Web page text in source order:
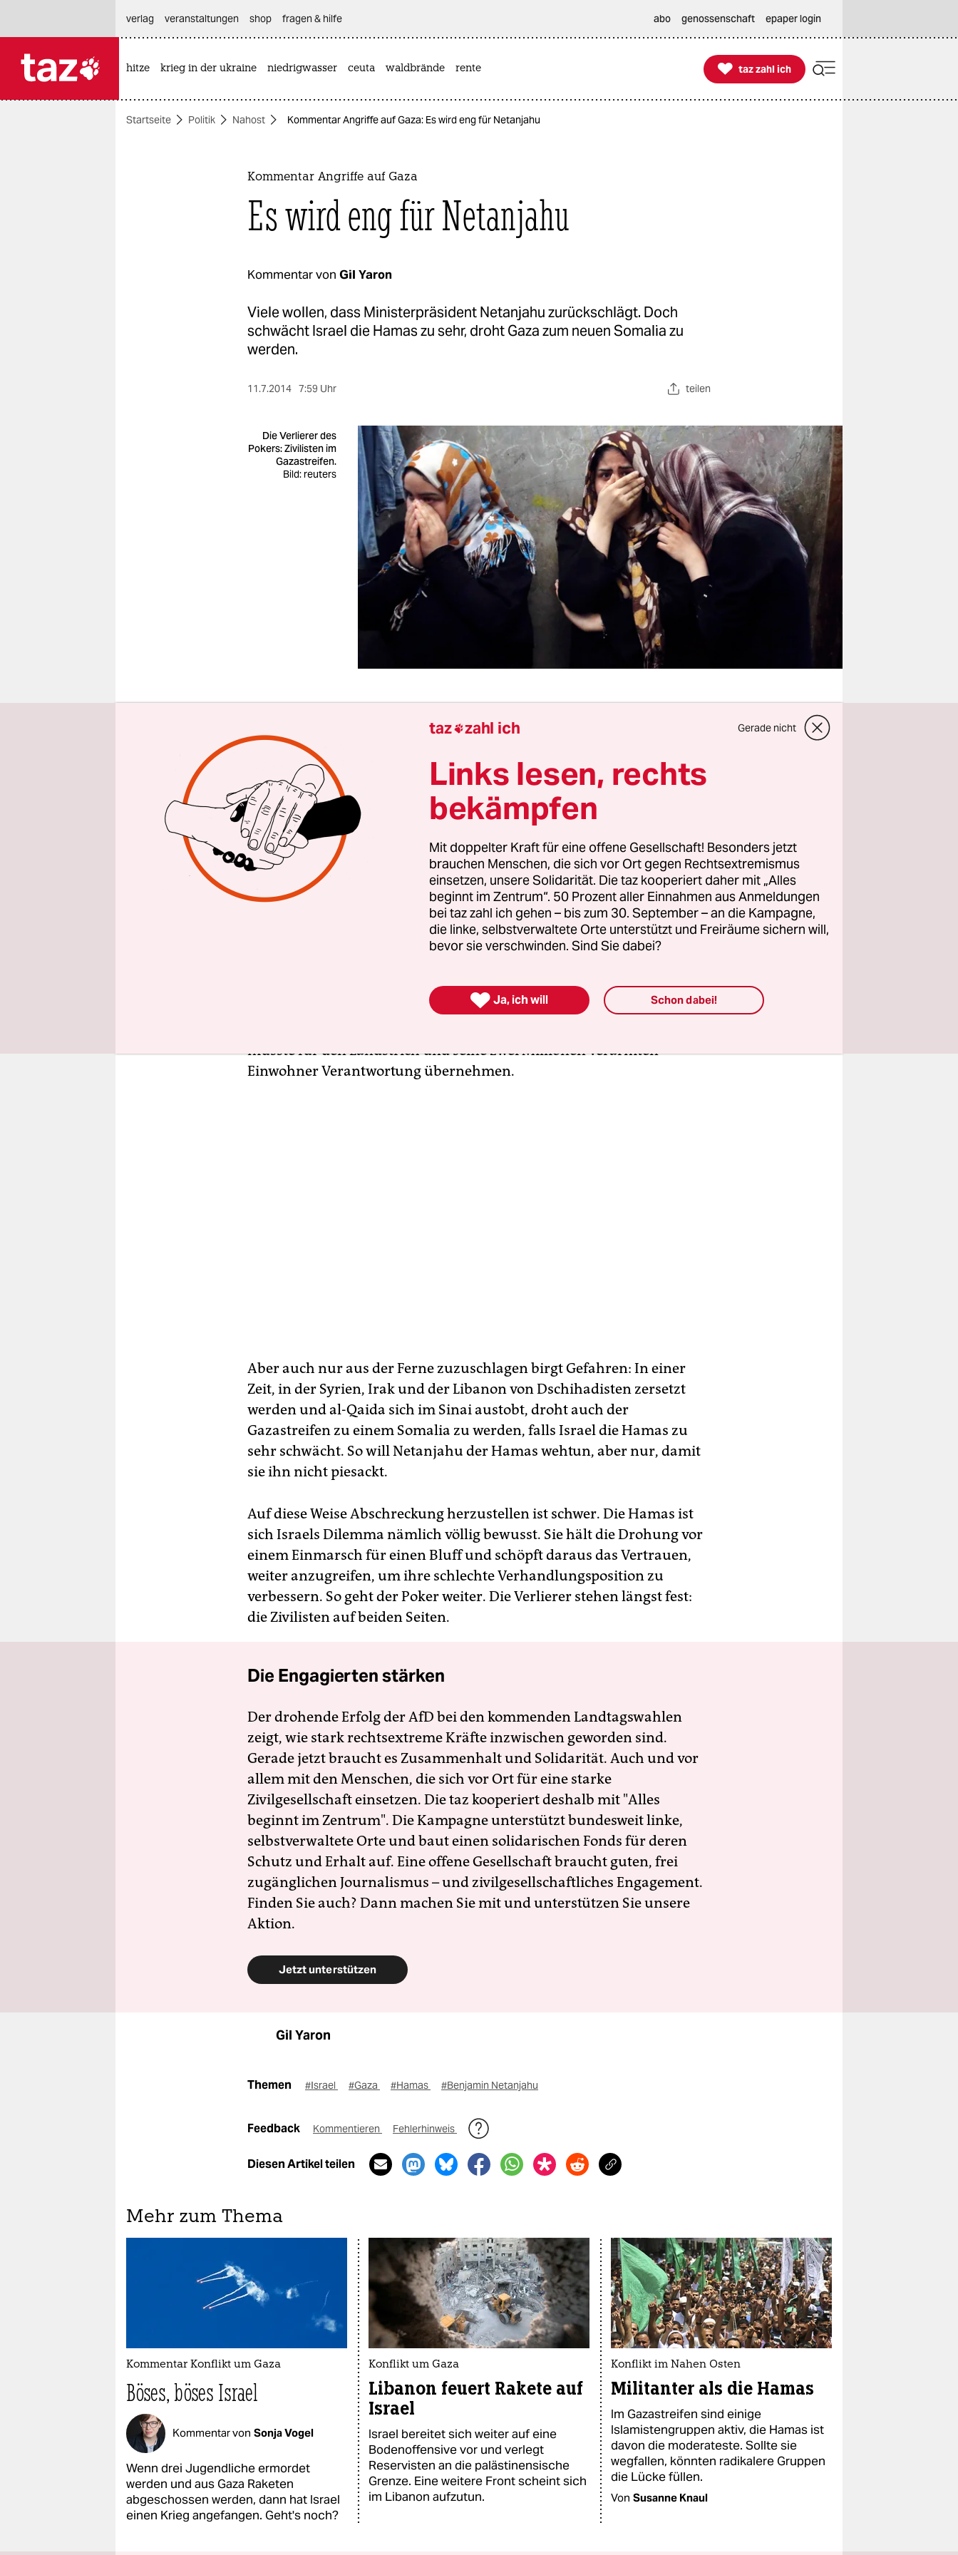
themen
verlag
veranstaltungen shop fragen & hilfe abo genossenschaft epaper login
hitze krieg in der ukraine niedrigwasser ceuta waldbrände rente 
taz zahl ich
taz zahl ich
Startseite Politik Nahost Kommentar Angriffe auf Gaza: Es wird eng für Netanjahu
Kommentar Angriffe auf Gaza
Es wird eng für Netanjahu
Kommentar von Gil Yaron
Viele wollen, dass Ministerpräsident Netanjahu zurückschlägt. Doch
schwächt Israel die Hamas zu sehr, droht Gaza zum neuen Somalia zu
werden.
11.7.2014 7:59 Uhr teilen
Die Verlierer des
Pokers: Zivilisten im
Gazastreifen.
Bild: reuters
I sraels Premier steht vor einem heiklen Balanceakt. Kriege rund um
Gaza haben die Eigenschaft, Koalitionspartner und Wähler zu
verprellen, Israel international zu isolieren, der Wirtschaft
nachhaltig zu schaden und am Problem selbst kaum etwas zu ändern.
Dabei erleichtert der rückhaltlose Beschuss israelischer Städte vorerst
Netanjahus Job: Seit Monaten rackert er sich ab, um seine Koalition
von Siedlern und Befürworter der Zweistaatenlösung bei der Stange zu
halten. Jetzt einen die menschenrechtswidrigen Salven der Hamas auf
Israels Städte die Reihen. Alle wollen, dass er zurückschlägt.
Doch um abzuschrecken, muss Netanjahu die Hamas empfindlich
Islamisten zu hart, werden diese den Beschuss auf Tel Aviv
intensivieren. Er wäre gezwungen, in Gaza einzumarschieren, und
müsste für den Landstrich und seine zwei Millionen verarmten
Einwohner Verantwortung übernehmen.
Aber auch nur aus der Ferne zuzuschlagen birgt Gefahren: In einer
Zeit, in der Syrien, Irak und der Libanon von Dschihadisten zersetzt
werden und al-Qaida sich im Sinai austobt, droht auch der
Gazastreifen zu einem Somalia zu werden, falls Israel die Hamas zu
sehr schwächt. So will Netanjahu der Hamas wehtun, aber nur, damit
sie ihn nicht piesackt.
Auf diese Weise Abschreckung herzustellen ist schwer. Die Hamas ist
sich Israels Dilemma nämlich völlig bewusst. Sie hält die Drohung vor
einem Einmarsch für einen Bluff und schöpft daraus das Vertrauen,
weiter anzugreifen, um ihre schlechte Verhandlungsposition zu
verbessern. So geht der Poker weiter. Die Verlierer stehen längst fest:
die Zivilisten auf beiden Seiten.
Die Engagierten stärken
Der drohende Erfolg der AfD bei den kommenden Landtagswahlen
zeigt, wie stark rechtsextreme Kräfte inzwischen geworden sind.
Gerade jetzt braucht es Zusammenhalt und Solidarität. Auch und vor
allem mit den Menschen, die sich vor Ort für eine starke
Zivilgesellschaft einsetzen. Die taz kooperiert deshalb mit "Alles
beginnt im Zentrum". Die Kampagne unterstützt bundesweit linke,
selbstverwaltete Orte und baut einen solidarischen Fonds für deren
Schutz und Erhalt auf. Eine offene Gesellschaft braucht guten, frei
zugänglichen Journalismus – und zivilgesellschaftliches Engagement.
Finden Sie auch? Dann machen Sie mit und unterstützen Sie unsere
Aktion.
Jetzt unterstützen
Gil Yaron
Themen #Israel #Gaza #Hamas #Benjamin Netanjahu
Feedback Kommentieren Fehlerhinweis
Diesen Artikel teilen
Mehr zum Thema
Kommentar Konflikt um Gaza
Böses, böses Israel
Kommentar von Sonja Vogel
Wenn drei Jugendliche ermordet
werden und aus Gaza Raketen
abgeschossen werden, dann hat Israel
einen Krieg angefangen. Geht's noch?
Konflikt um Gaza
Libanon feuert Rakete auf
Israel
Israel bereitet sich weiter auf eine
Bodenoffensive vor und verlegt
Reservisten an die palästinensische
Grenze. Eine weitere Front scheint sich
im Libanon aufzutun.
Konflikt im Nahen Osten
Militanter als die Hamas
Im Gazastreifen sind einige
Islamistengruppen aktiv, die Hamas ist
davon die moderateste. Sollte sie
wegfallen, könnten radikalere Gruppen
die Lücke füllen.
Von Susanne Knaul
taz zahl ich Gerade nicht
Links lesen, rechts
bekämpfen
Mit doppelter Kraft für eine offene Gesellschaft! Besonders jetzt
brauchen Menschen, die sich vor Ort gegen Rechtsextremismus
einsetzen, unsere Solidarität. Die taz kooperiert daher mit „Alles
beginnt im Zentrum“. 50 Prozent aller Einnahmen aus Anmeldungen
bei taz zahl ich gehen – bis zum 30. September – an die Kampagne,
die linke, selbstverwaltete Orte unterstützt und Freiräume sichern will,
bevor sie verschwinden. Sind Sie dabei?
 Ja, ich will Schon dabei!